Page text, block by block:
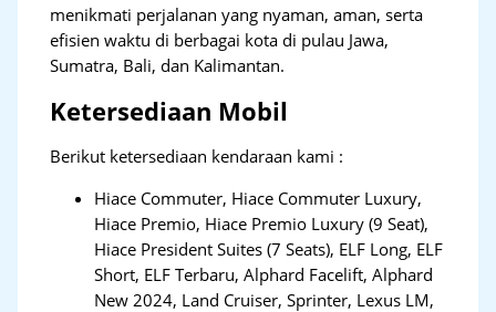
menikmati perjalanan yang nyaman, aman, serta
efisien waktu di berbagai kota di pulau Jawa,
Sumatra, Bali, dan Kalimantan.
Ketersediaan Mobil
Berikut ketersediaan kendaraan kami :
Hiace Commuter, Hiace Commuter Luxury,
Hiace Premio, Hiace Premio Luxury (9 Seat),
Hiace President Suites (7 Seats), ELF Long, ELF
Short, ELF Terbaru, Alphard Facelift, Alphard
New 2024, Land Cruiser, Sprinter, Lexus LM,